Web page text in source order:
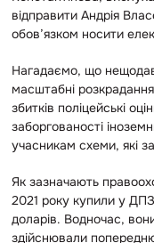
відправити Андрія
обов’язком носити
Нагадаємо, що
масштабні
збитків поліцейські
заборгованості
учасникам схеми, які
Як зазначають
2021 року купили у
доларів. Водночас,
здійснювали